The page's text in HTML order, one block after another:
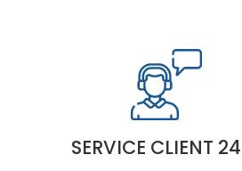
SERVICE CLIENT